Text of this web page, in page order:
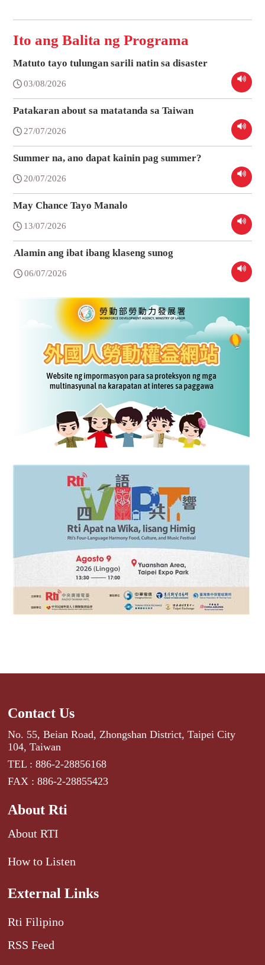
Ito ang Balita ng Programa
Matuto tayo tulungan sarili natin sa disaster
03/08/2026
Patakaran about sa matatanda sa Taiwan
27/07/2026
Summer na, ano dapat kainin pag summer?
20/07/2026
May Chance Tayo Manalo
13/07/2026
Alamin ang ibat ibang klaseng sunog
06/07/2026
Contact Us
No. 55, Beian Road, Zhongshan District, Taipei City
104, Taiwan
TEL : 886-2-28856168
FAX : 886-2-28855423
About Rti
About RTI
How to Listen
External Links
Rti Filipino
RSS Feed